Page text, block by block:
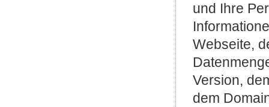
und Ihre
Webseite,
Version,
dem